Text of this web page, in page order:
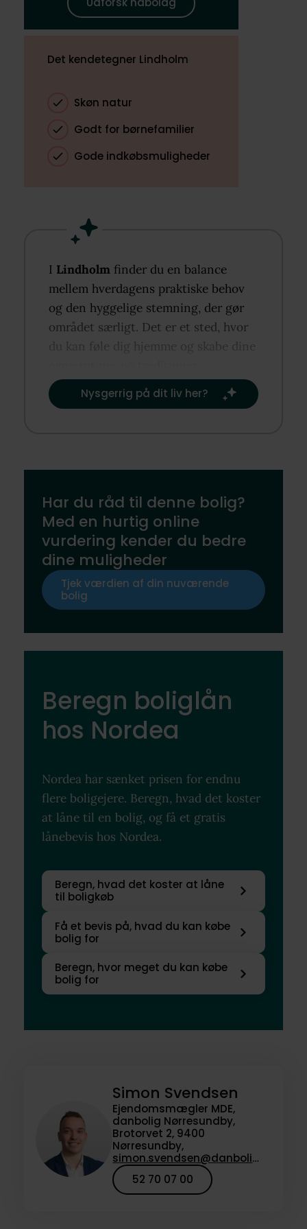
Det kendetegner Lindholm
Skøn natur
Godt for børnefamilier
Gode indkøbsmuligheder
I Lindholm finder du en balance
mellem hverdagens praktiske behov
og den hyggelige stemning, der gør
området særligt. Det er et sted, hvor
du kan føle dig hjemme og skabe dine
Nysgerrig på dit liv her?​
Har du råd til denne bolig?
Med en hurtig online
vurdering kender du bedre
dine muligheder
Tjek værdien af din nuværende
bolig
Beregn boliglån
hos Nordea
Nordea har sænket prisen for endnu
flere boligejere. Beregn, hvad det koster
at låne til en bolig, og få et gratis
lånebevis hos Nordea.
Beregn, hvad det koster at låne
til boligkøb
Få et bevis på, hvad du kan købe
bolig for
Beregn, hvor meget du kan købe
bolig for
Simon Svendsen
Ejendomsmægler MDE,
danbolig Nørresundby,
Brotorvet 2, 9400
Nørresundby,
simon.svendsen@danbolig.dk
52 70 07 00